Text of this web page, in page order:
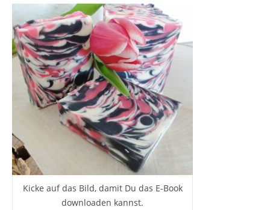
Kicke auf das Bild, damit Du das E-Book
downloaden kannst.